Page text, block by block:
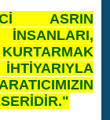
ASRIN
İNSANLARI,